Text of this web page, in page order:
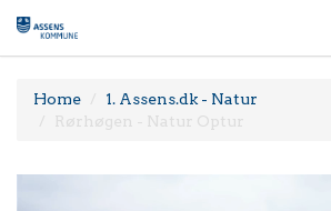
Home
1. Assens.dk - Natur
Rørhøgen - Natur Optur